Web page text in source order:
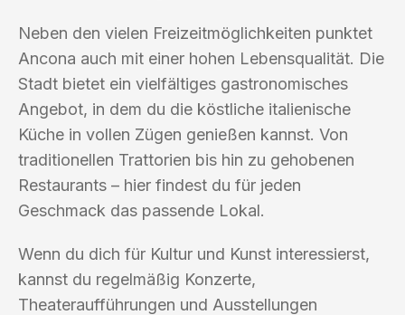
Neben den vielen Freizeitmöglichkeiten punktet
Ancona auch mit einer hohen Lebensqualität. Die
Stadt bietet ein vielfältiges gastronomisches
Angebot, in dem du die köstliche italienische
Küche in vollen Zügen genießen kannst. Von
traditionellen Trattorien bis hin zu gehobenen
Restaurants – hier findest du für jeden
Geschmack das passende Lokal.
Wenn du dich für Kultur und Kunst interessierst,
kannst du regelmäßig Konzerte,
Theateraufführungen und Ausstellungen